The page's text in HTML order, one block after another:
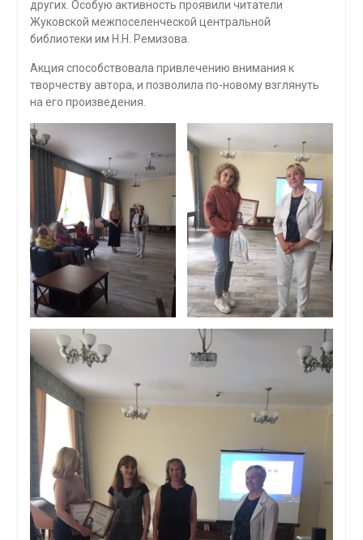
других. Особую активность проявили читатели
Жуковской межпоселенческой центральной
библиотеки им Н.Н. Ремизова.
Акция способствовала привлечению внимания к
творчеству автора, и позволила по-новому взглянуть
на его произведения.